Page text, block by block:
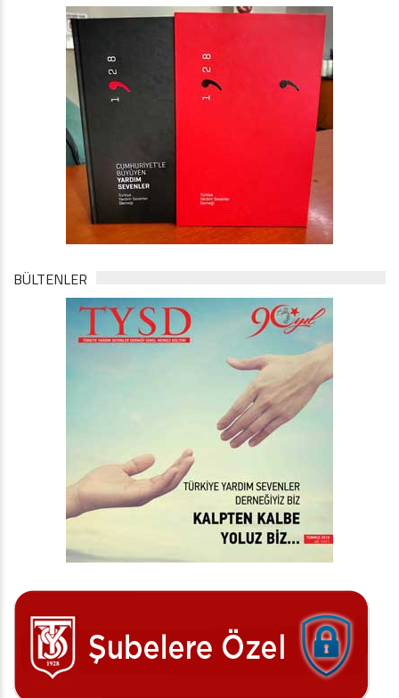
BÜLTENLER